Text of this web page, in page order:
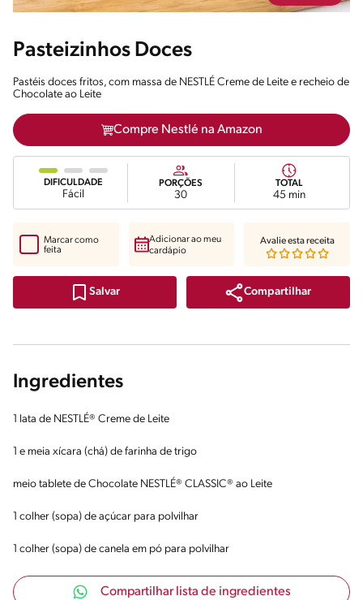
Pasteizinhos Doces
Pastéis doces fritos, com massa de NESTLÉ Creme de Leite e recheio de
Chocolate ao Leite
Compre Nestlé na Amazon
DIFICULDADE
Fácil
PORÇÕES
30
TOTAL
45 min
Salvar Compartilhar
Marcar como
feita
Adicionar ao meu
cardápio
Avalie esta receita
Ingredientes
1 lata de NESTLÉ® Creme de Leite
1 e meia xícara (chá) de farinha de trigo
meio tablete de Chocolate NESTLÉ® CLASSIC® ao Leite
1 colher (sopa) de açúcar para polvilhar
1 colher (sopa) de canela em pó para polvilhar
Compartilhar lista de ingredientes